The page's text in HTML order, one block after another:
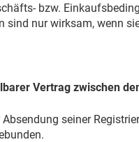
bzw.
sind nur wirksam, wenn
Vertrag zwischen
seiner